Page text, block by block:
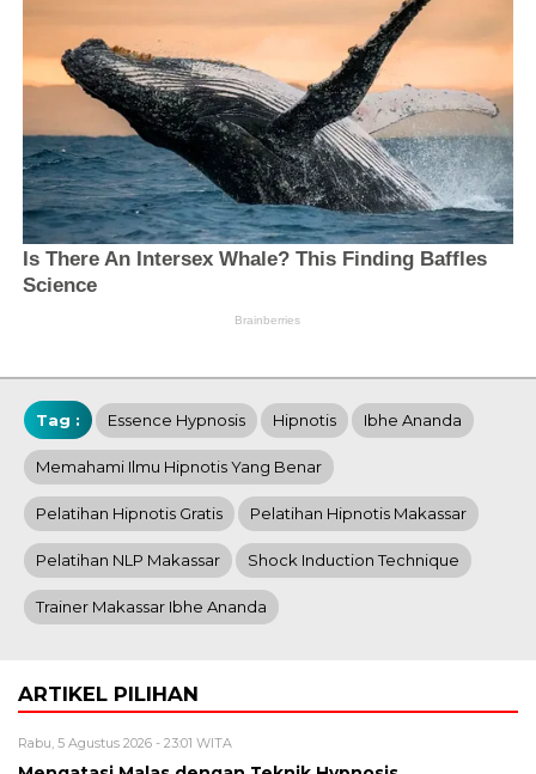
Tag : Essence Hypnosis Hipnotis Ibhe Ananda
Memahami Ilmu Hipnotis Yang Benar
Pelatihan Hipnotis Gratis Pelatihan Hipnotis Makassar
Pelatihan NLP Makassar Shock Induction Technique
Trainer Makassar Ibhe Ananda
ARTIKEL PILIHAN
Rabu, 5 Agustus 2026 - 23:01 WITA